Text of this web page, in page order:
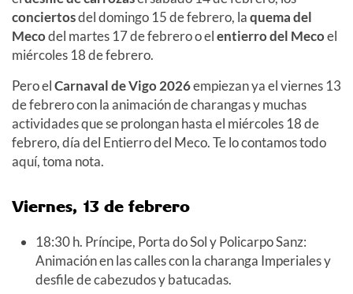
conciertosdel domingo 15 de febrero, laquema del
Mecodel martes 17 de febrero o elentierro del Mecoel
miércoles 18 de febrero.
Pero elCarnaval de Vigo 2026empiezan ya el viernes 13
de febrero con la animación de charangas y muchas
actividades que se prolongan hasta el miércoles 18 de
febrero, día del Entierro del Meco. Te lo contamos todo
aquí, toma nota.
Viernes, 13 de febrero
18:30 h. Príncipe, Porta do Sol y Policarpo Sanz:
Animación en las calles con la charanga Imperiales y
desfile de cabezudos y batucadas.